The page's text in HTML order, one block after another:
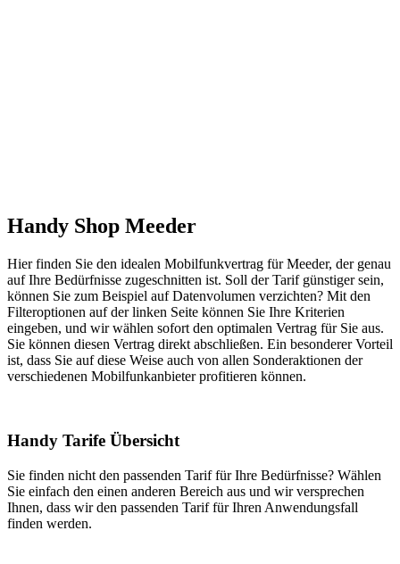
Handy Shop Meeder
Hier finden Sie den idealen Mobilfunkvertrag für Meeder, der genau
auf Ihre Bedürfnisse zugeschnitten ist. Soll der Tarif günstiger sein,
können Sie zum Beispiel auf Datenvolumen verzichten? Mit den
Filteroptionen auf der linken Seite können Sie Ihre Kriterien
eingeben, und wir wählen sofort den optimalen Vertrag für Sie aus.
Sie können diesen Vertrag direkt abschließen. Ein besonderer Vorteil
ist, dass Sie auf diese Weise auch von allen Sonderaktionen der
verschiedenen Mobilfunkanbieter profitieren können.
Handy Tarife Übersicht
Sie finden nicht den passenden Tarif für Ihre Bedürfnisse? Wählen
Sie einfach den einen anderen Bereich aus und wir versprechen
Ihnen, dass wir den passenden Tarif für Ihren Anwendungsfall
finden werden.